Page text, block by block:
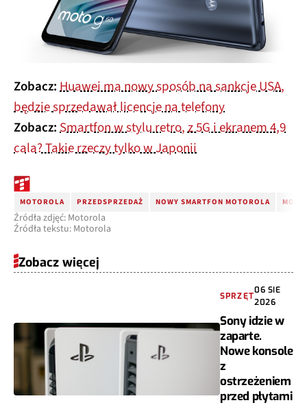
Zobacz:Huawei ma nowy sposób na sankcje USA,
będzie sprzedawał licencje na telefony
Zobacz:Smartfon w stylu retro, z 5G i ekranem 4,9
cala? Takie rzeczy tylko w Japonii
MOTOROLA PRZEDSPRZEDAŻ NOWY SMARTFON MOTOROLA
Źródła zdjęć: Motorola
Źródła tekstu: Motorola
Zobacz więcej
SPRZĘT
06 SIE
2026
Sony idzie w
zaparte.
Nowe konsole
z
ostrzeżeniem
przed płytami